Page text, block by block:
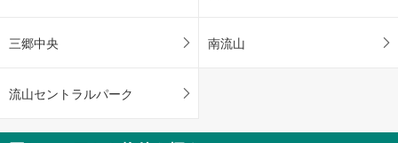
三郷中央 南流山
流山セントラルパーク